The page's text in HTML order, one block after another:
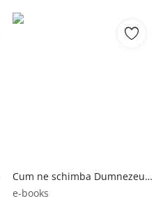
Cum ne schimba Dumnezeu creierul | Andrew Newberg, Mark Robert Waldman Curtea Veche Publishing
e-books